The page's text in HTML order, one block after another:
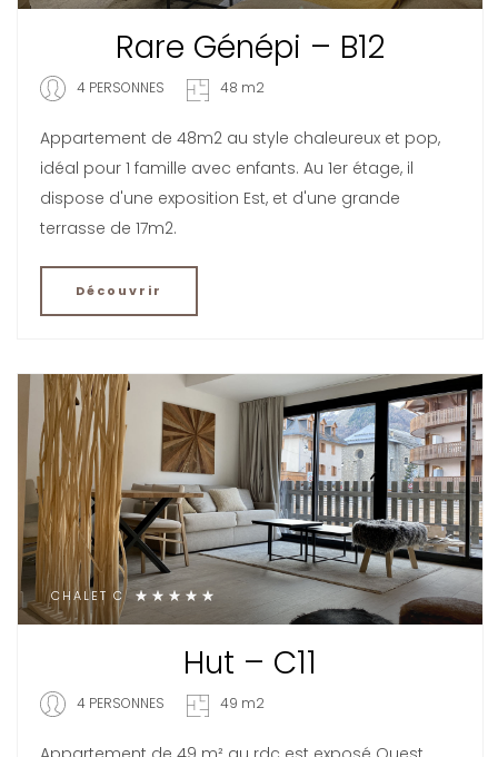
Rare Génépi – B12
4 PERSONNES 48 m2
Appartement de 48m2 au style chaleureux et pop,
idéal pour 1 famille avec enfants. Au 1er étage, il
dispose d'une exposition Est, et d'une grande
terrasse de 17m2.
Découvrir
CHALET C
Hut – C11
4 PERSONNES 49 m2